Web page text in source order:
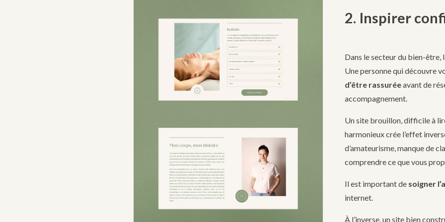
2. Inspirer
Dans le secteur du bien-être,
Une personne qui découvre
d’être rassuréeavant de
accompagnement.
Un site brouillon, difficile à
harmonieux crée l’effet
d’amateurisme,manque de
comprendre ce que vous
Il est important de soigner
internet.
À l’inverse, un site bien